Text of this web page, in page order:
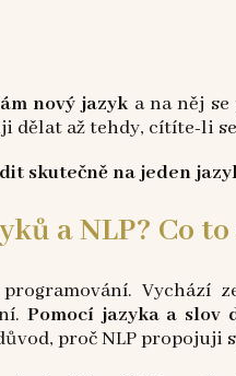
nový jazyk a na něj
až tehdy, cítíte-li
skutečně na jeden
a NLP? Co
Pomocí jazyka a slov
proč NLP propojuji